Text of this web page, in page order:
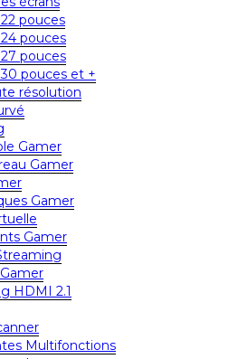
pouces
pouces
pouces
pouces et +
résolution
Gamer
Gamer
Gamer
Gamer
HDMI 2.1
Multifonctions